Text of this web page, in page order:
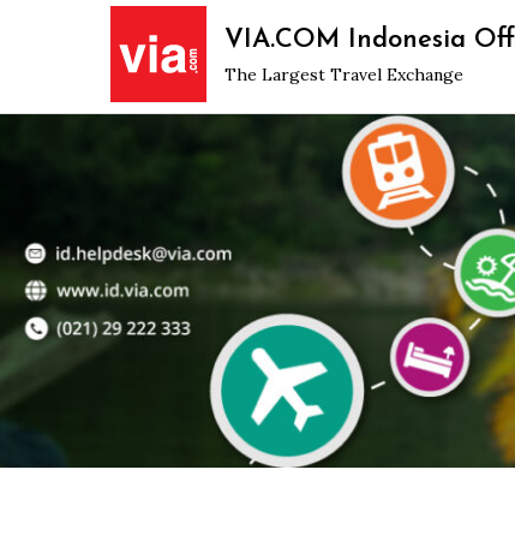
VIA.COM Indonesia
The Largest Travel Exchange